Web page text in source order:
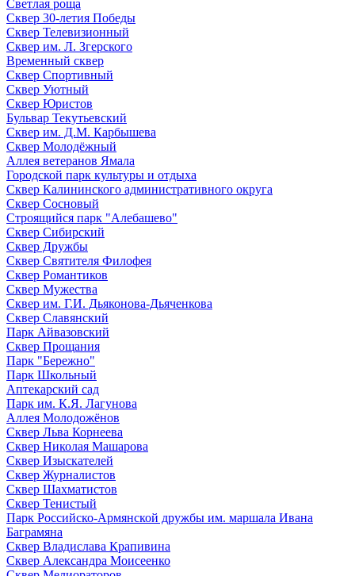
Светлая роща
Сквер 30-летия Победы
Сквер Телевизионный
Сквер им. Л. Згерского
Временный сквер
Сквер Спортивный
Сквер Уютный
Сквер Юристов
Бульвар Текутьевский
Сквер им. Д.М. Карбышева
Сквер Молодёжный
Аллея ветеранов Ямала
Городской парк культуры и отдыха
Сквер Калининского административного округа
Сквер Сосновый
Строящийся парк "Алебашево"
Сквер Сибирский
Сквер Дружбы
Сквер Святителя Филофея
Сквер Романтиков
Сквер Мужества
Сквер им. Г.И. Дьяконова-Дьяченкова
Сквер Славянский
Парк Айвазовский
Сквер Прощания
Парк "Бережно"
Парк Школьный
Аптекарский сад
Парк им. К.Я. Лагунова
Аллея Молодожёнов
Сквер Льва Корнеева
Сквер Николая Машарова
Сквер Изыскателей
Сквер Журналистов
Сквер Шахматистов
Сквер Тенистый
Парк Российско-Армянской дружбы им. маршала Ивана
Баграмяна
Сквер Владислава Крапивина
Сквер Александра Моисеенко